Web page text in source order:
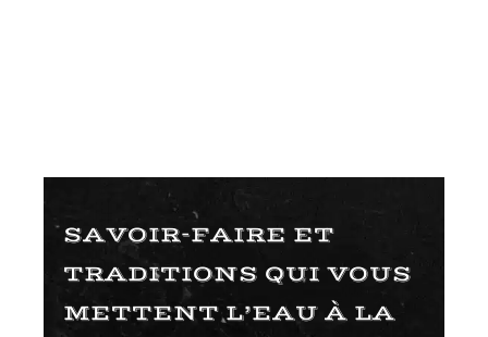
SAVOIR-FAIRE ET
TRADITIONS QUI VOUS
METTENT L’EAU À LA